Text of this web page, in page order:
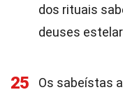
dos rituais
deuses
25 Os sabeístas